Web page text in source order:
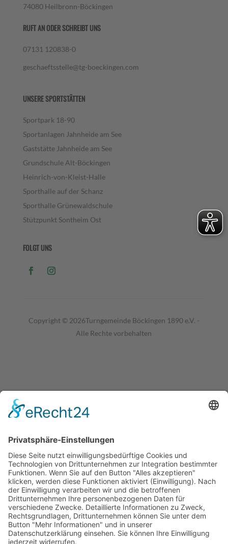
74080 Heilbronn-Böckingen
RUFT AN ODER SCHREIBT UNS
07131 120838-0
geschaeftsstelle@tg-boeckingen.com
UNSERE SPORTSTÄTTEN
Sportpark 18-90
Sportanlagen Jahnheide am See
Gaststätte Jahnheide am See
Grundschule Alt-Böckingen
Heinrich-von-Kleist-Halle
Sporthalle auf der Schanz
Sporthalle Grünewaldschule
Stützpunkt Sontheim Ost
FOLGT UNS
Copyright © 2026Turngemeinde Böckingen 1890 e.V. -
Alle Rechte vorbehalten
Cookie-Einstellungen